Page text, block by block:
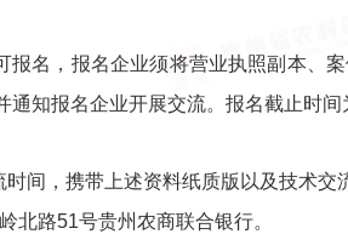
报名，报名企业须将营业执照副本、
知报名企业开展交流。报名截止时间
间，携带上述资料纸质版以及技术交
北路51号贵州农商联合银行。